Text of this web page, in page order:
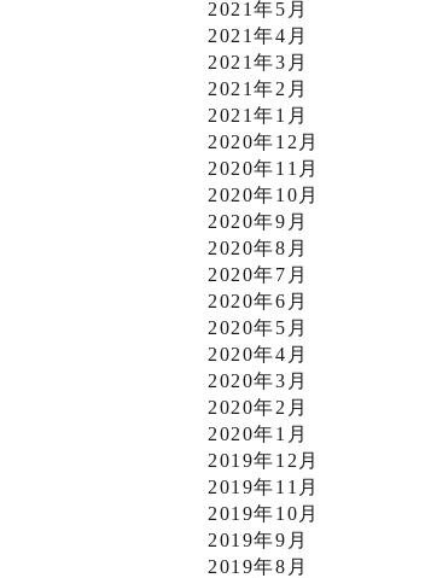
2021年5月
2021年4月
2021年3月
2021年2月
2021年1月
2020年12月
2020年11月
2020年10月
2020年9月
2020年8月
2020年7月
2020年6月
2020年5月
2020年4月
2020年3月
2020年2月
2020年1月
2019年12月
2019年11月
2019年10月
2019年9月
2019年8月